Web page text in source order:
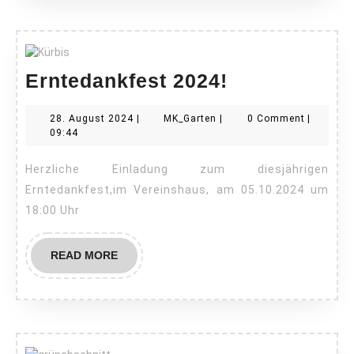
Erntedankfest 2024!
28. August 202428.
MK_Garten MK_Garten0 Comment
09:44
Herzliche Einladung zum diesjährigen
Erntedankfest,im Vereinshaus, am 05.10.2024 um
18:00 Uhr
READ MOREREAD
MORE